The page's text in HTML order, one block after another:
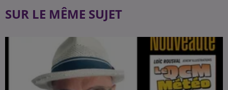
SUR LE MÊME SUJET